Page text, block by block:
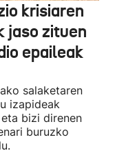
krisiaren
jaso zituen
epaileak
salaketaren
izapideak
bizi direnen
buruzko